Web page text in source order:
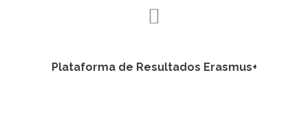
Plataforma de Resultados Erasmus+